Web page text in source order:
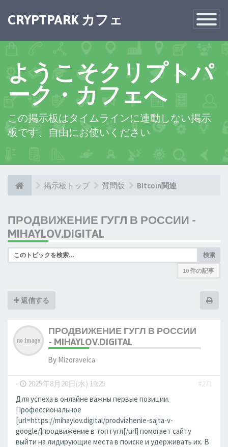
Toggle
CRYPTPARK カフェ
ようこそクリプトパ
ーク・カフェへ
この掲示板はタイムラインに連動しない掲示
板です、自由にお使いください
掲示板トップ 質問版 BItcoin関連
ПРОДВИЖЕНИЕ ГУГЛ В РОССИИ -
MIHAYLOV.DIGITAL
検索
10 件の記事
返信する
ПРОДВИЖЕНИЕ ГУГЛ В РОССИИ
- MIHAYLOV.DIGITAL
By Mizoraveica
- 2025年8月20日(水) 19:25
#271
Для успеха в онлайне важны первые позиции.
Профессиональное
[url=https://mihaylov.digital/prodvizhenie-sajta-v-
google/]продвижение в топ гугл[/url] помогает сайту
выйти на лидирующие места в поиске и удерживать их. В